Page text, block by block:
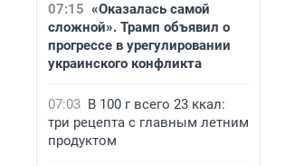
07:15 «Оказалась самой
сложной». Трамп объявил о
прогрессе в урегулировании
украинского конфликта
07:03 В 100 г всего 23 ккал:
три рецепта с главным летним
продуктом